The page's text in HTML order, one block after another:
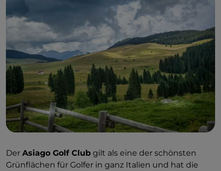
Der Asiago Golf Club gilt als eine der schönsten
Grünflächen für Golfer in ganz Italien und hat die